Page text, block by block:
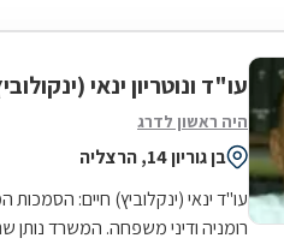
עו"ד ונוטריון ינאי
היה ראשון לדרג
בן גוריון 14, הרצליה
עו"ד ינאי (ינקלוביץ) חיים: הסמכות
רומניה ודיני משפחה. המשרד